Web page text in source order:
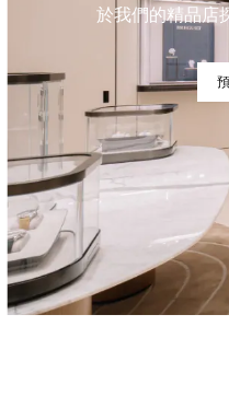
於我們的精品店